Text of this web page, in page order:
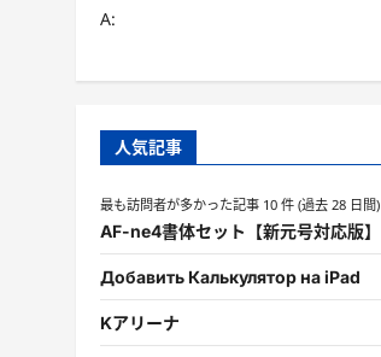
A:
人気記事
最も訪問者が多かった記事 10 件 (過去 28 日間)
AF-ne4書体セット【新元号対応版】
Добавить Калькулятор на iPad
Kアリーナ